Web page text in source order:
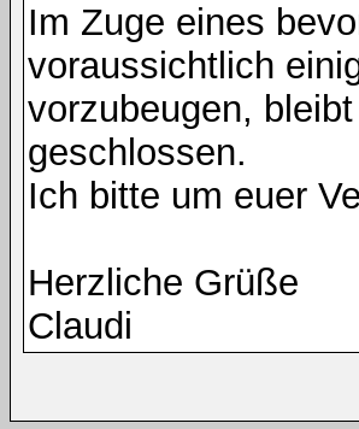
Im Zuge eines
voraussichtlich
vorzubeugen,
geschlossen.
Ich bitte um euer
Herzliche Grüße
Claudi